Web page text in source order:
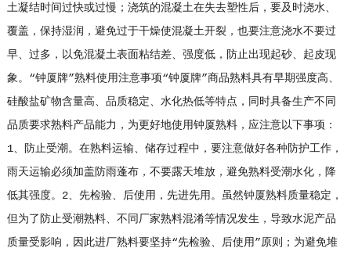
土凝结时间过快或过慢；浇筑的混凝土在失去塑性后，要及时浇水、
覆盖，保持湿润，避免过于干燥使混凝土开裂，也要注意浇水不要过
早、过多，以免混凝土表面粘结差、强度低，防止出现起砂、起皮现
象。“钟厦牌”熟料使用注意事项“钟厦牌”商品熟料具有早期强度高、
硅酸盐矿物含量高、品质稳定、水化热低等特点，同时具备生产不同
品质要求熟料产品能力，为更好地使用钟厦熟料，应注意以下事项：
1、防止受潮。在熟料运输、储存过程中，要注意做好各种防护工作，
雨天运输必须加盖防雨蓬布，不要露天堆放，避免熟料受潮水化，降
低其强度。2、先检验、后使用，先进先用。虽然钟厦熟料质量稳定，
但为了防止受潮熟料、不同厂家熟料混淆等情况发生，导致水泥产品
质量受影响，因此进厂熟料要坚持“先检验、后使用”原则；为避免堆